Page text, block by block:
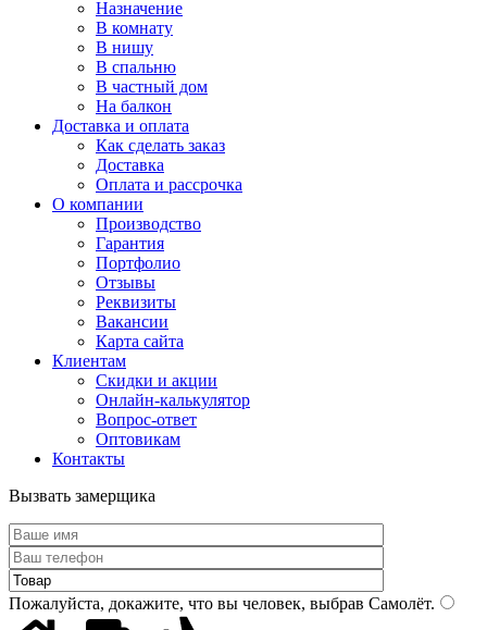
Назначение
В комнату
В нишу
В спальню
В частный дом
На балкон
Доставка и оплата
Как сделать заказ
Доставка
Оплата и рассрочка
О компании
Производство
Гарантия
Портфолио
Отзывы
Реквизиты
Вакансии
Карта сайта
Клиентам
Скидки и акции
Онлайн-калькулятор
Вопрос-ответ
Оптовикам
Контакты
Вызвать замерщика
Пожалуйста, докажите, что вы человек, выбрав Самолёт.